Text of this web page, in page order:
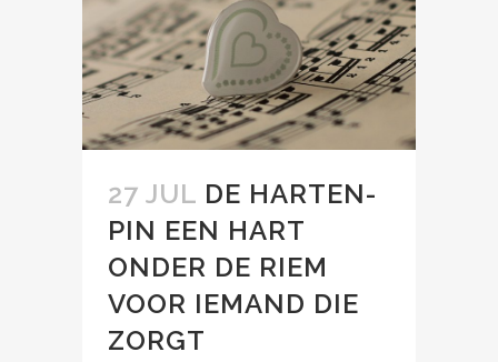
27 JUL DE HARTEN-
PIN EEN HART
ONDER DE RIEM
VOOR IEMAND DIE
ZORGT